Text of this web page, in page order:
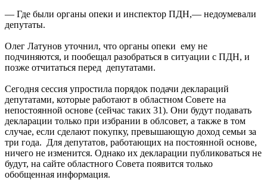
— Где были органы опеки и инспектор ПДН,— недоумевали
депутаты.
Олег Латунов уточнил, что органы опеки ему не
подчиняются, и пообещал разобраться в ситуации с ПДН, и
позже отчитаться перед депутатами.
Сегодня сессия упростила порядок подачи деклараций
депутатами, которые работают в областном Совете на
непостоянной основе (сейчас таких 31). Они будут подавать
декларации только при избрании в облсовет, а также в том
случае, если сделают покупку, превышающую доход семьи за
три года. Для депутатов, работающих на постоянной основе,
ничего не изменится. Однако их декларации публиковаться не
будут, на сайте областного Совета появится только
обобщенная информация.